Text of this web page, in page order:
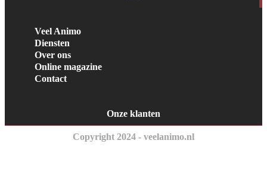
Veel Animo
Diensten
Over ons
Online magazine
Contact
Onze klanten
Copyright 2024 - veelanimo.nl